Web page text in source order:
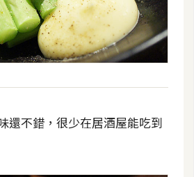
還不錯，很少在居酒屋能吃到